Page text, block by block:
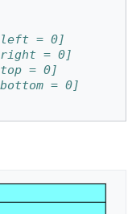
= 0]
= 0]
= 0]
= 0]